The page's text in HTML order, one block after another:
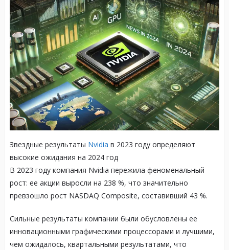
Звездные результаты Nvidia в 2023 году определяют
высокие ожидания на 2024 год
В 2023 году компания Nvidia пережила феноменальный
рост: ее акции выросли на 238 %, что значительно
превзошло рост NASDAQ Composite, составивший 43 %.
Сильные результаты компании были обусловлены ее
инновационными графическими процессорами и лучшими,
чем ожидалось, квартальными результатами, что